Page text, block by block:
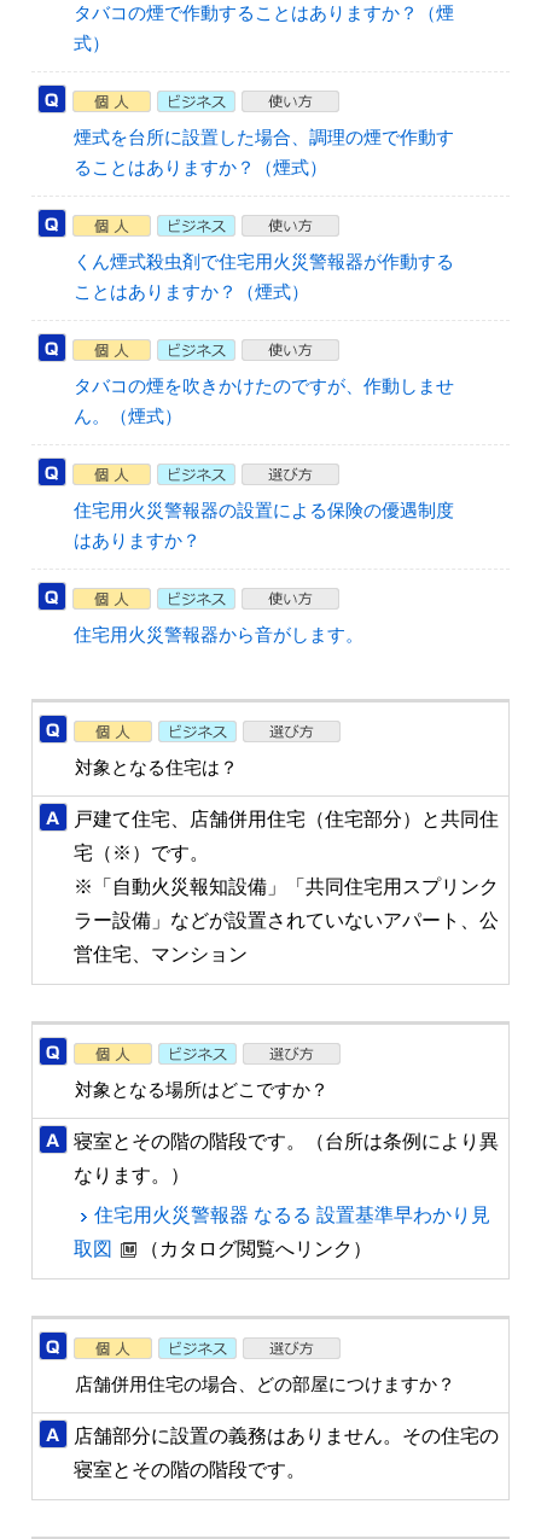
タバコの煙で作動することはありますか？（煙
式）
煙式を台所に設置した場合、調理の煙で作動す
ることはありますか？（煙式）
くん煙式殺虫剤で住宅用火災警報器が作動する
ことはありますか？（煙式）
タバコの煙を吹きかけたのですが、作動しませ
ん。（煙式）
住宅用火災警報器の設置による保険の優遇制度
はありますか？
住宅用火災警報器から音がします。
対象となる住宅は？
戸建て住宅、店舗併用住宅（住宅部分）と共同住
宅（※）です。
※「自動火災報知設備」「共同住宅用スプリンク
ラー設備」などが設置されていないアパート、公
営住宅、マンション
対象となる場所はどこですか？
寝室とその階の階段です。（台所は条例により異
なります。）
住宅用火災警報器 なるる 設置基準早わかり見
取図
（カタログ閲覧へリンク）
店舗併用住宅の場合、どの部屋につけますか？
店舗部分に設置の義務はありません。その住宅の
寝室とその階の階段です。